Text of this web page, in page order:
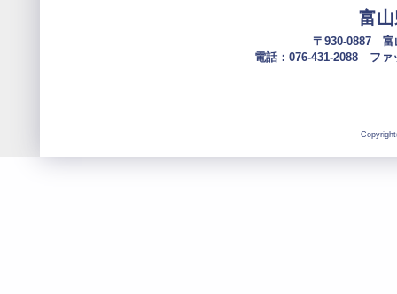
富
〒930-0887 富
電話：076-431-2088 フ